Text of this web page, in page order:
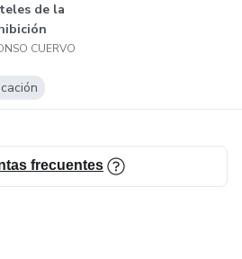
de la
CUERVO
frecuentes